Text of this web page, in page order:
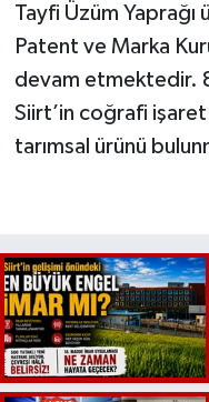
Tayfi Üzüm Yaprağı
Patent ve Marka
devam etmektedir.
Siirt’in coğrafi
tarımsal ürünü